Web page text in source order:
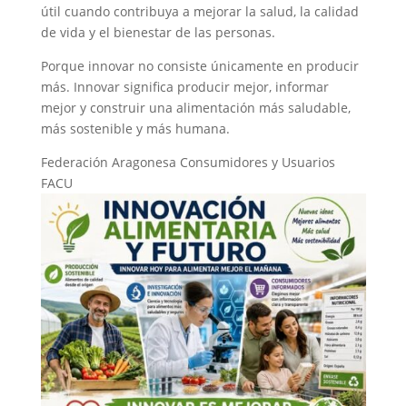
útil cuando contribuya a mejorar la salud, la calidad
de vida y el bienestar de las personas.
Porque innovar no consiste únicamente en producir
más. Innovar significa producir mejor, informar
mejor y construir una alimentación más saludable,
más sostenible y más humana.
Federación Aragonesa Consumidores y Usuarios
FACU